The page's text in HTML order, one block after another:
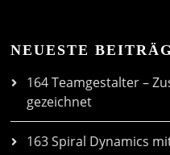
NEUESTE
164 Teamgestalter –
gezeichnet
163 Spiral Dynamics